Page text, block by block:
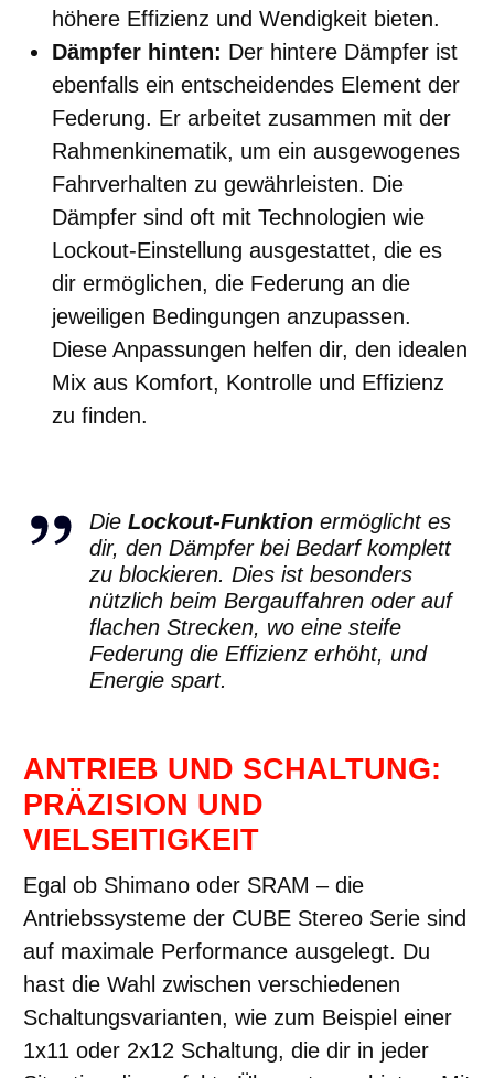
höhere Effizienz und Wendigkeit bieten.
Dämpfer hinten: Der hintere Dämpfer ist
ebenfalls ein entscheidendes Element der
Federung. Er arbeitet zusammen mit der
Rahmenkinematik, um ein ausgewogenes
Fahrverhalten zu gewährleisten. Die
Dämpfer sind oft mit Technologien wie
Lockout-Einstellung ausgestattet, die es
dir ermöglichen, die Federung an die
jeweiligen Bedingungen anzupassen.
Diese Anpassungen helfen dir, den idealen
Mix aus Komfort, Kontrolle und Effizienz
zu finden.
Die Lockout-Funktion ermöglicht es
dir, den Dämpfer bei Bedarf komplett
zu blockieren. Dies ist besonders
nützlich beim Bergauffahren oder auf
flachen Strecken, wo eine steife
Federung die Effizienz erhöht, und
Energie spart.
ANTRIEB UND SCHALTUNG:
PRÄZISION UND
VIELSEITIGKEIT
Egal ob Shimano oder SRAM – die
Antriebssysteme der CUBE Stereo Serie sind
auf maximale Performance ausgelegt. Du
hast die Wahl zwischen verschiedenen
Schaltungsvarianten, wie zum Beispiel einer
1x11 oder 2x12 Schaltung, die dir in jeder